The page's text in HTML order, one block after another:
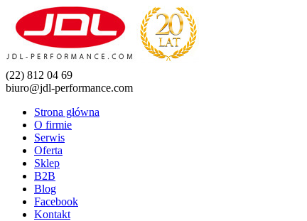
(22) 812 04 69
biuro@jdl-performance.com
Strona główna
O firmie
Serwis
Oferta
Sklep
B2B
Blog
Facebook
Kontakt